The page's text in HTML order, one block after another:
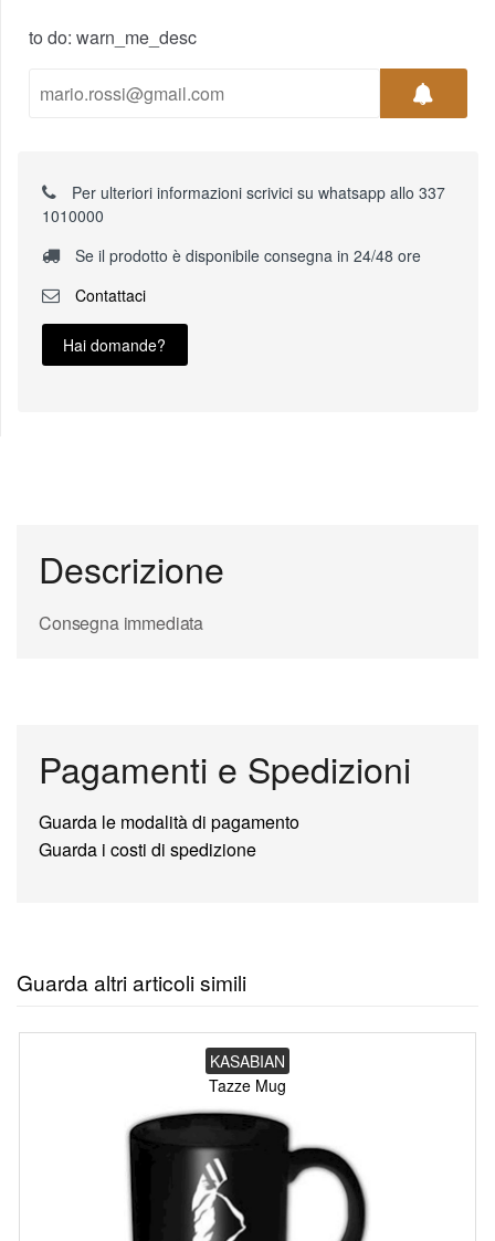
to do: warn_me_desc
Per ulteriori informazioni scrivici su whatsapp allo 337
1010000
Se il prodotto è disponibile consegna in 24/48 ore
Contattaci
Hai domande?
Descrizione
Consegna immediata
Pagamenti e Spedizioni
Guarda le modalità di pagamento
Guarda i costi di spedizione
Guarda altri articoli simili
KASABIAN
Tazze Mug